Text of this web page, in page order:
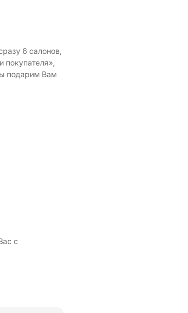
6 салонов,
покупателя»,
подарим Вам
с